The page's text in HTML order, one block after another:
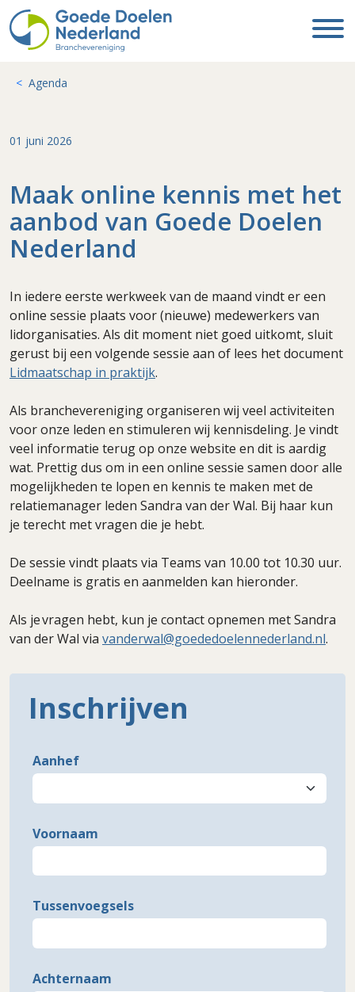
Agenda
01 juni 2026
Maak online kennis met het
aanbod van Goede Doelen
Nederland
In iedere eerste werkweek van de maand vindt er een
online sessie plaats voor (nieuwe) medewerkers van
lidorganisaties. Als dit moment niet goed uitkomt, sluit
gerust bij een volgende sessie aan of lees het document
Lidmaatschap in praktijk.
Als branchevereniging organiseren wij veel activiteiten
voor onze leden en stimuleren wij kennisdeling. Je vindt
veel informatie terug op onze website en dit is aardig
wat. Prettig dus om in een online sessie samen door alle
mogelijkheden te lopen en kennis te maken met de
relatiemanager leden Sandra van der Wal. Bij haar kun
je terecht met vragen die je hebt.
De sessie vindt plaats via Teams van 10.00 tot 10.30 uur.
Deelname is gratis en aanmelden kan hieronder.
Als je vragen hebt, kun je contact opnemen met Sandra
van der Wal via vanderwal@goededoelennederland.nl.
Inschrijven
Freeform
Check
Leave
this
field
Aanhef
Voornaam
Tussenvoegsels
Achternaam